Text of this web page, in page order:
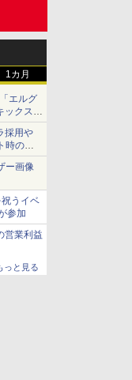
1カ月
エルグ
ックス」
採用や
時の操
ー画像
うイベ
参加
営業利益
っと見る